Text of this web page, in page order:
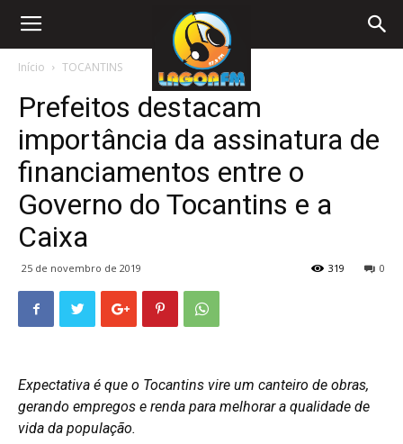
Início TOCANTINS
Prefeitos destacam
importância da assinatura de
financiamentos entre o
Governo do Tocantins e a
Caixa
25 de novembro de 2019 0
319
Expectativa é que o Tocantins vire um canteiro de obras,
gerando empregos e renda para melhorar a qualidade de
vida da população.